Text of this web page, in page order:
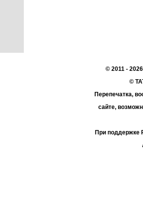
© 2011 -
©
Перепечатка,
сайте,
При поддержке